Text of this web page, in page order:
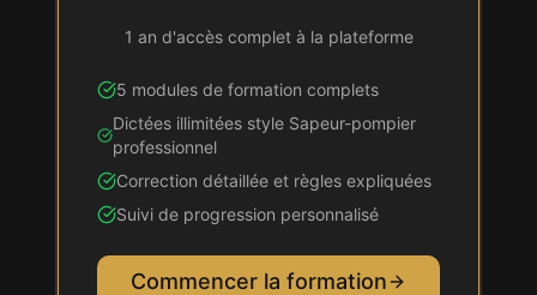
1 an d'accès complet à la plateforme
5 modules de formation complets
Dictées illimitées style Sapeur-pompier
professionnel
Correction détaillée et règles expliquées
Suivi de progression personnalisé
Commencer la formation